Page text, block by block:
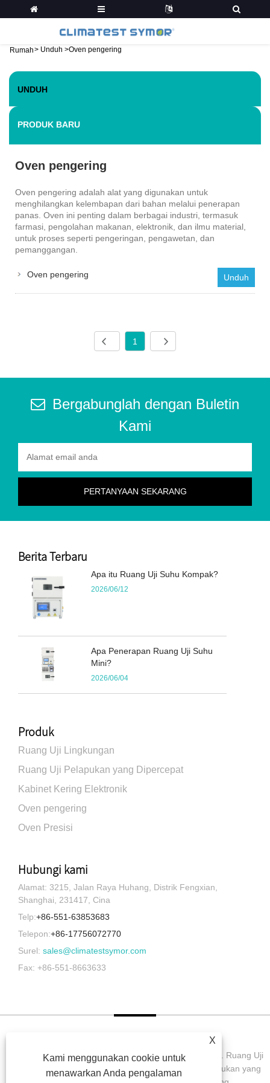
Rumah> Unduh >Oven pengering
UNDUH
PRODUK BARU
Oven pengering
Oven pengering adalah alat yang digunakan untuk
menghilangkan kelembapan dari bahan melalui penerapan
panas. Oven ini penting dalam berbagai industri, termasuk
farmasi, pengolahan makanan, elektronik, dan ilmu material,
untuk proses seperti pengeringan, pengawetan, dan
pemanggangan.
Oven pengering Unduh
1
X
Kami menggunakan cookie untuk
menawarkan Anda pengalaman
Bergabunglah dengan Buletin
Kami
Berita Terbaru
Apa itu Ruang Uji Suhu Kompak?
2026/06/12
Apa Penerapan Ruang Uji Suhu
Mini?
2026/06/04
Produk
Ruang Uji Lingkungan
Ruang Uji Pelapukan yang Dipercepat
Kabinet Kering Elektronik
Oven pengering
Oven Presisi
Hubungi kami
Alamat: 3215, Jalan Raya Huhang, Distrik Fengxian,
Shanghai, 231417, Cina
Telp:+86-551-63853683
Telepon:+86-17756072770
Surel: sales@climatestsymor.com
Fax: +86-551-8663633
Hak Cipta © 2022 Symor Instrument Equipment Co., Ltd. Ruang Uji
Lingkungan, Kabinet Kering Elektronik, Ruang Uji Pelapukan yang